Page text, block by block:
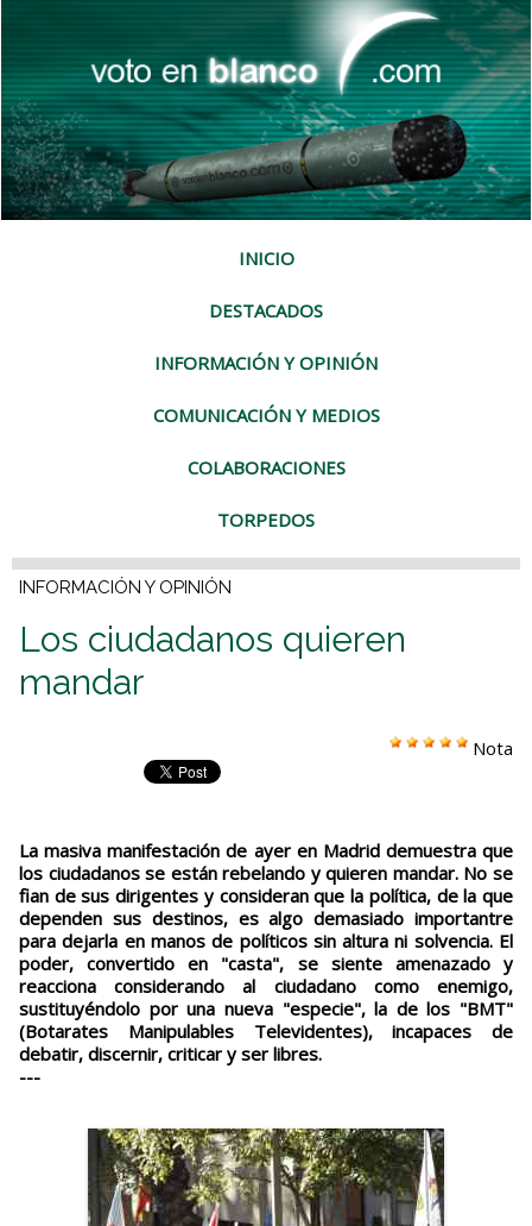
INICIO
DESTACADOS
INFORMACIÓN Y OPINIÓN
COMUNICACIÓN Y MEDIOS
COLABORACIONES
TORPEDOS
INFORMACIÓN Y OPINIÓN
Los ciudadanos quieren
mandar
Nota
La masiva manifestación de ayer en Madrid demuestra que
los ciudadanos se están rebelando y quieren mandar. No se
fian de sus dirigentes y consideran que la política, de la que
dependen sus destinos, es algo demasiado importantre
para dejarla en manos de políticos sin altura ni solvencia. El
poder, convertido en "casta", se siente amenazado y
reacciona considerando al ciudadano como enemigo,
sustituyéndolo por una nueva "especie", la de los "BMT"
(Botarates Manipulables Televidentes), incapaces de
debatir, discernir, criticar y ser libres.
---